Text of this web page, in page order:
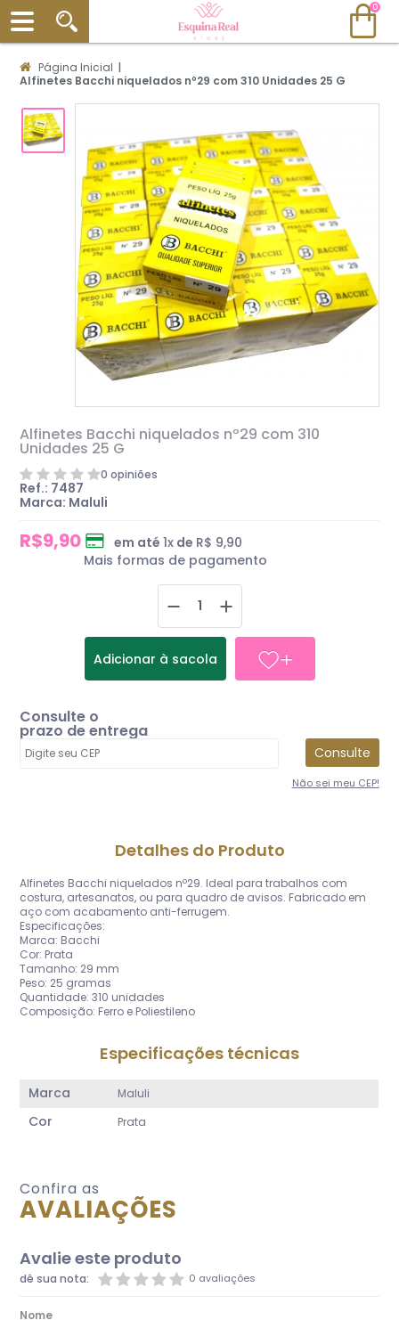
0
Página Inicial |
Alfinetes Bacchi niquelados nº29 com 310 Unidades 25 G
Alfinetes Bacchi niquelados nº29 com 310
Unidades 25 G
0 opiniões
Ref.: 7487
Marca: Maluli
R$9,90 em até1x de R$ 9,90
Mais formas de pagamento
Adicionar à sacola
Consulte o
prazo de entrega
Consulte
Não sei meu CEP!
Detalhes do Produto
Alfinetes Bacchi niquelados nº29. Ideal para trabalhos com
costura, artesanatos, ou para quadro de avisos. Fabricado em
aço com acabamento anti-ferrugem.
Especificações:
Marca: Bacchi
Cor: Prata
Tamanho: 29 mm
Peso: 25 gramas
Quantidade: 310 unidades
Composição: Ferro e Poliestileno
Especificações técnicas
Marca Maluli
Cor Prata
Confira as
AVALIAÇÕES
Avalie este produto
0 avaliações
dê sua nota:
Nome